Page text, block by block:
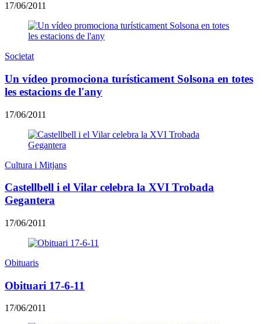
17/06/2011
Societat
Un vídeo promociona turísticament Solsona en totes
les estacions de l'any
17/06/2011
Cultura i Mitjans
Castellbell i el Vilar celebra la XVI Trobada
Gegantera
17/06/2011
Obituaris
Obituari 17-6-11
17/06/2011